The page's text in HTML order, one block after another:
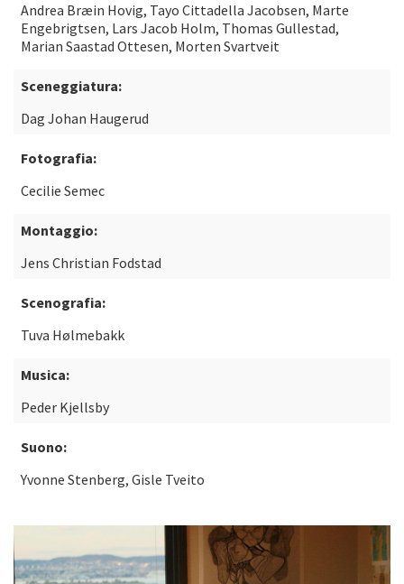
Andrea Bræin Hovig, Tayo Cittadella Jacobsen, Marte
Engebrigtsen, Lars Jacob Holm, Thomas Gullestad,
Marian Saastad Ottesen, Morten Svartveit
Sceneggiatura:
Dag Johan Haugerud
Fotografia:
Cecilie Semec
Montaggio:
Jens Christian Fodstad
Scenografia:
Tuva Hølmebakk
Musica:
Peder Kjellsby
Suono:
Yvonne Stenberg, Gisle Tveito